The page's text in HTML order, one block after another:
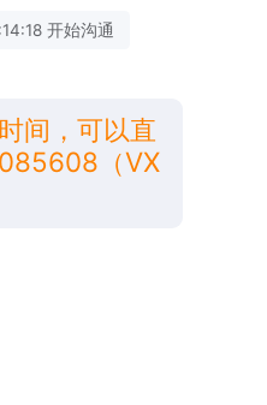
开始沟通
间，可以直
（VX